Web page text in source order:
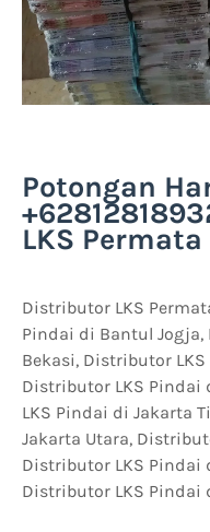
Potongan
LKS
Distributor LKS
Pindai di Bantul
Bekasi, Distributor
Distributor LKS Pindai
LKS Pindai di Jakarta
Jakarta Utara,
Distributor LKS Pindai
Distributor LKS Pindai